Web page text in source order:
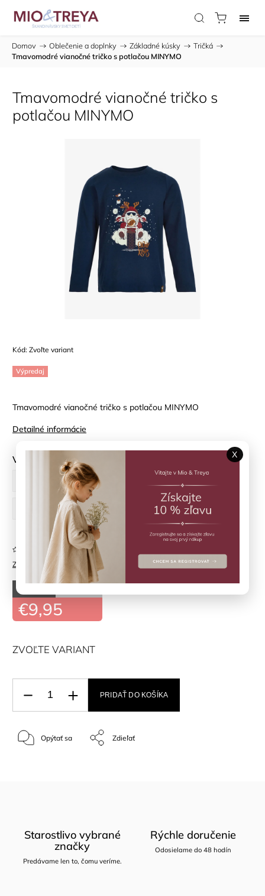
Domov / Oblečenie a doplnky / Základné kúsky / Tričká /
Tmavomodré vianočné tričko s potlačou MINYMO
Tmavomodré vianočné tričko s
potlačou MINYMO
Kód: Zvoľte variant
Výpredaj
Tmavomodré vianočné tričko s potlačou MINYMO
Detailné informácie
Veľkosť
86 cm
122 cm 134 cm
Značka: MINYMO
Neohodnotené
€9,95
ZVOĽTE VARIANT
PRIDAŤ DO KOŠÍKA
Opýtať sa Zdieľať
Starostlivo vybrané
značky
Predávame len to, čomu veríme.
Rýchle doručenie
Odosielame do 48 hodín
X